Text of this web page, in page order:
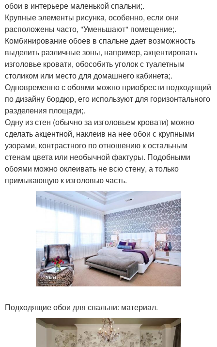
обои в интерьере маленькой спальни;.
Крупные элементы рисунка, особенно, если они
расположены часто, "Уменьшают" помещение;.
Комбинирование обоев в спальне дает возможность
выделить различные зоны, например, акцентировать
изголовье кровати, обособить уголок с туалетным
столиком или место для домашнего кабинета;.
Одновременно с обоями можно приобрести подходящий
по дизайну бордюр, его используют для горизонтального
разделения площади;.
Одну из стен (обычно за изголовьем кровати) можно
сделать акцентной, наклеив на нее обои с крупными
узорами, контрастного по отношению к остальным
стенам цвета или необычной фактуры. Подобными
обоями можно оклеивать не всю стену, а только
примыкающую к изголовью часть.
Подходящие обои для спальни: материал.